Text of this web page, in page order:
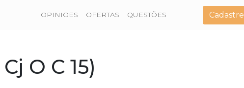
OPINIOES OFERTAS QUESTÕES
O C 15)